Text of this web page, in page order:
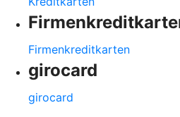
Firmenkreditkarten
girocard
girocard